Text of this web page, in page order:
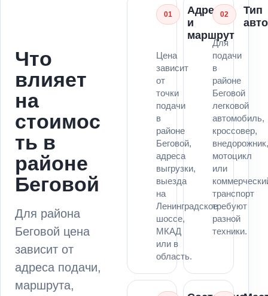
Что
влияет
на
стоимос
ть в
районе
Беговой
Для района
Беговой цена
зависит от
адреса подачи,
маршрута,
01
Адрес
и
маршрут
Цена
зависит
от
точки
подачи
в
районе
Беговой,
адреса
выгрузки,
выезда
на
Ленинградское
шоссе,
МКАД
или в
область.
02
Тип
Для
подачи
в
районе
Беговой
легковой
автомобиль,
кроссовер,
мотоцикл
или
транспорт
требуют
разной
техники.